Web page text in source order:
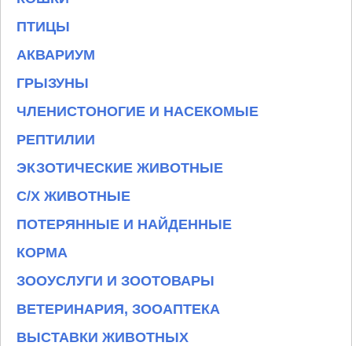
ПТИЦЫ
АКВАРИУМ
ГРЫЗУНЫ
ЧЛЕНИСТОНОГИЕ И НАСЕКОМЫЕ
РЕПТИЛИИ
ЭКЗОТИЧЕСКИЕ ЖИВОТНЫЕ
С/Х ЖИВОТНЫЕ
ПОТЕРЯННЫЕ И НАЙДЕННЫЕ
КОРМА
ЗООУСЛУГИ И ЗООТОВАРЫ
ВЕТЕРИНАРИЯ, ЗООАПТЕКА
ВЫСТАВКИ ЖИВОТНЫХ